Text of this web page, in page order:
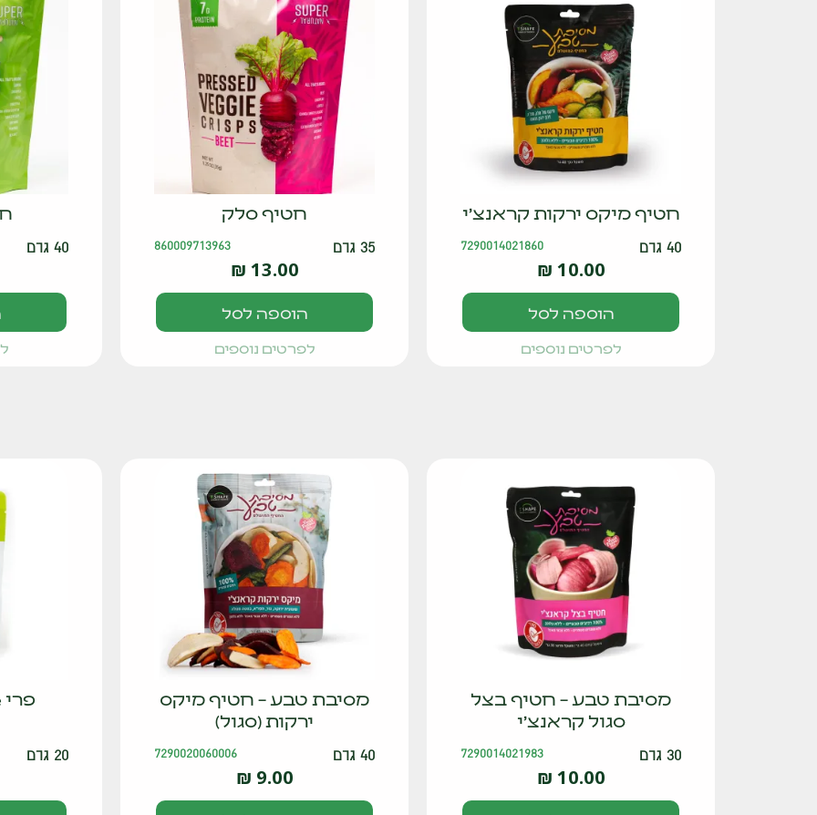
חטיף מיקס ירקות קראנצ'י
40 גרם 7290014021860
10.00
₪
הוספה לסל
לפרטים נוספים
חטיף סלק
35 גרם 860009713963
13.00
₪
הוספה לסל
לפרטים נוספים
40 גרם
מסיבת טבע – חטיף בצל
סגול קראנצ'י
30 גרם 7290014021983
10.00
₪
מסיבת טבע – חטיף מיקס
ירקות (סגול)
40 גרם 7290020060006
9.00
₪
20 גרם